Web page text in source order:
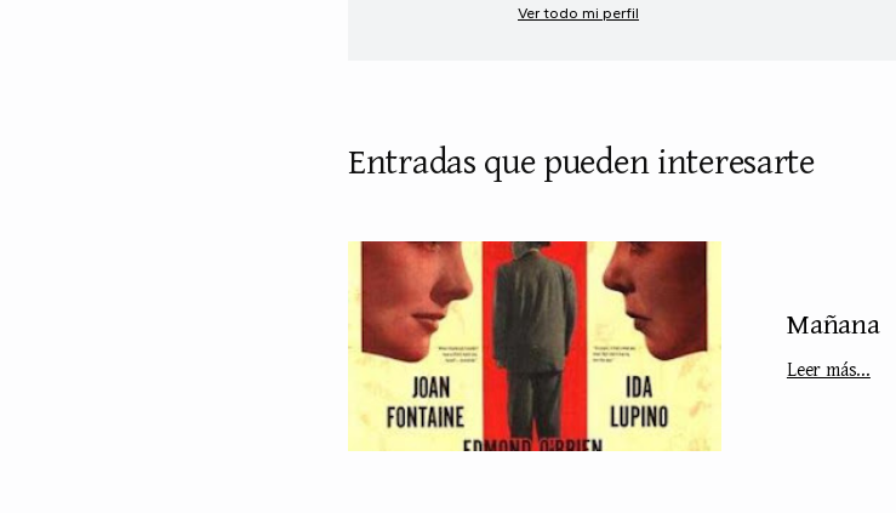
Ver todo mi perfil
Entradas que pueden interesarte
Mañana
Leer más...